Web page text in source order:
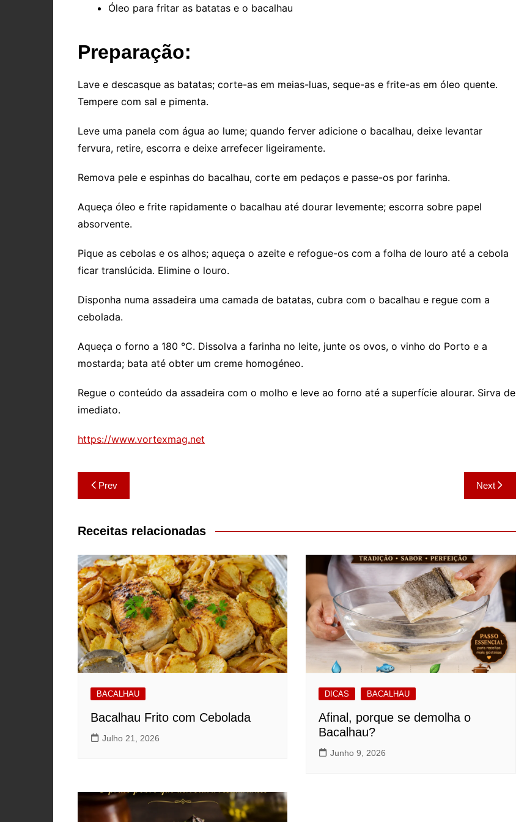
Óleo para fritar as batatas e o bacalhau
Preparação:
Lave e descasque as batatas; corte-as em meias-luas, seque-as e frite-as em óleo quente.
Tempere com sal e pimenta.
Leve uma panela com água ao lume; quando ferver adicione o bacalhau, deixe levantar
fervura, retire, escorra e deixe arrefecer ligeiramente.
Remova pele e espinhas do bacalhau, corte em pedaços e passe-os por farinha.
Aqueça óleo e frite rapidamente o bacalhau até dourar levemente; escorra sobre papel
absorvente.
Pique as cebolas e os alhos; aqueça o azeite e refogue-os com a folha de louro até a cebola
ficar translúcida. Elimine o louro.
Disponha numa assadeira uma camada de batatas, cubra com o bacalhau e regue com a
cebolada.
Aqueça o forno a 180 °C. Dissolva a farinha no leite, junte os ovos, o vinho do Porto e a
mostarda; bata até obter um creme homogéneo.
Regue o conteúdo da assadeira com o molho e leve ao forno até a superfície alourar. Sirva de
imediato.
https://www.vortexmag.net
Navegação
de
artigos
Prev Next
Receitas relacionadas
BACALHAU
Bacalhau Frito com Cebolada
Julho 21, 2026
DICAS BACALHAU
Afinal, porque se demolha o
Bacalhau?
Junho 9, 2026